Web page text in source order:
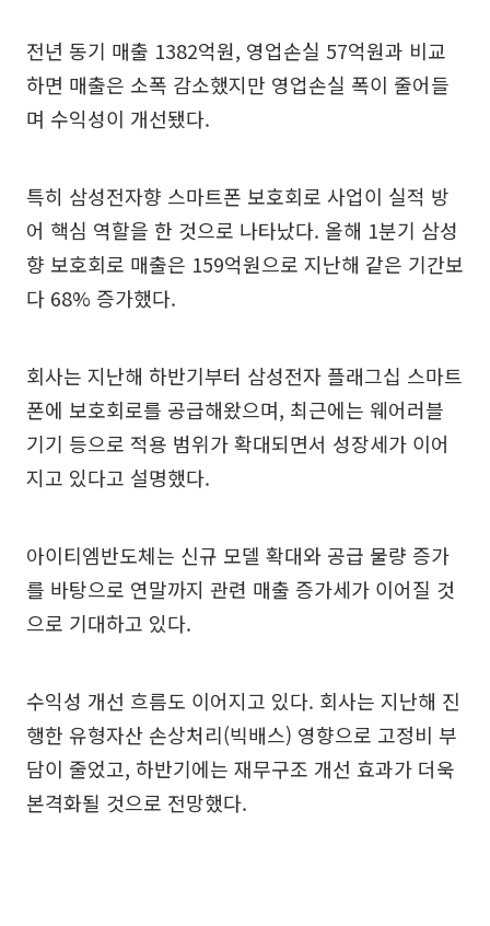
전년 동기 매출 1382억원, 영업손실 57억원과 비교
하면 매출은 소폭 감소했지만 영업손실 폭이 줄어들
며 수익성이 개선됐다.
특히 삼성전자향 스마트폰 보호회로 사업이 실적 방
어 핵심 역할을 한 것으로 나타났다. 올해 1분기 삼성
향 보호회로 매출은 159억원으로 지난해 같은 기간보
다 68% 증가했다.
회사는 지난해 하반기부터 삼성전자 플래그십 스마트
폰에 보호회로를 공급해왔으며, 최근에는 웨어러블
기기 등으로 적용 범위가 확대되면서 성장세가 이어
지고 있다고 설명했다.
아이티엠반도체는 신규 모델 확대와 공급 물량 증가
를 바탕으로 연말까지 관련 매출 증가세가 이어질 것
으로 기대하고 있다.
수익성 개선 흐름도 이어지고 있다. 회사는 지난해 진
행한 유형자산 손상처리(빅배스) 영향으로 고정비 부
담이 줄었고, 하반기에는 재무구조 개선 효과가 더욱
본격화될 것으로 전망했다.